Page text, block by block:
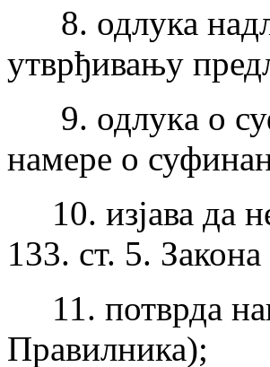
8. одлука
утврђивању
9. одлукa о
намере о
10. изјава да
133. ст. 5.
11. потврда
Правилника);